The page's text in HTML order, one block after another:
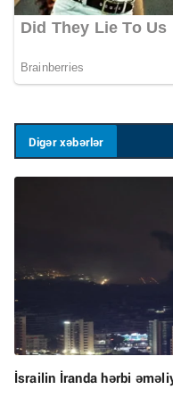
Digər xəbərlər
İsrailin İranda hərbi